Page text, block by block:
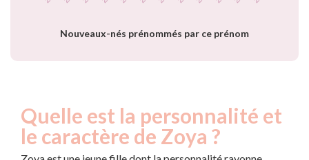
Nouveaux-nés prénommés par ce prénom
Quelle est la personnalité et
le caractère de Zoya ?